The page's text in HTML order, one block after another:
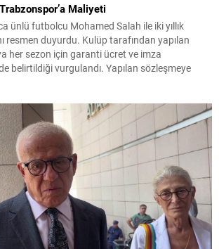
Maliyeti
ünlü futbolcu Mohamed Salah ile iki yıllık
resmen duyurdu. Kulüp tarafından yapılan
her sezon için garanti ücret ve imza
belirtildiği vurgulandı. Yapılan sözleşmeye
olmak üzere...